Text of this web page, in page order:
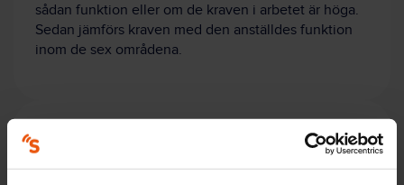
sådan funktion eller om de kraven i arbetet är höga.
Sedan jämförs kraven med den anställdes funktion
inom de sex områdena.